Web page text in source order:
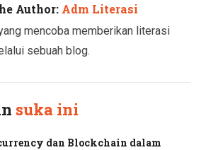
Author: Adm Literasi
mencoba memberikan literasi
sebuah blog.
suka ini
dan Blockchain dalam